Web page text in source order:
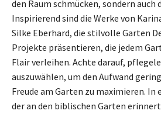
den Raum schmücken, sondern auch
Inspirierend sind die Werke von
Silke Eberhard, die stilvolle Garten
Projekte präsentieren, die jedem
Flair verleihen. Achte darauf,
auszuwählen, um den Aufwand
Freude am Garten zu maximieren. In
der an den biblischen Garten